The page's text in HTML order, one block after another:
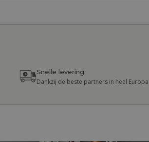
Snelle levering
Dankzij de beste partners in heel Europa